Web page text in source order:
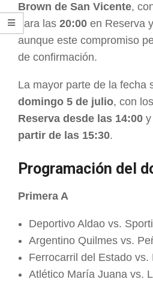
Brown de San Vicente,
para las 20:00 en Reserva y
aunque este compromiso
de confirmación.
La mayor parte de la fecha
domingo 5 de julio, con
Reserva desde las 14:00 y
partir de las 15:30.
Programación del
Primera A
Deportivo Aldao vs.
Argentino Quilmes vs.
Ferrocarril del Estado vs.
Atlético María Juana vs.